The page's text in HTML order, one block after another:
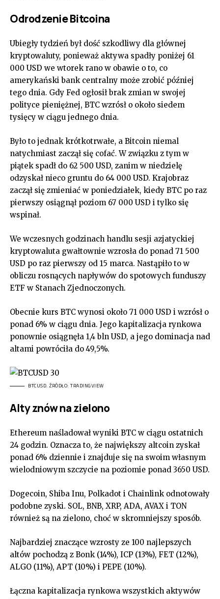
Odrodzenie Bitcoina
Ubiegły tydzień był dość szkodliwy dla głównej
kryptowaluty, ponieważ aktywa spadły poniżej 61
000 USD we wtorek rano w obawie o to, co
amerykański bank centralny może zrobić później
tego dnia. Gdy Fed ogłosił brak zmian w swojej
polityce pieniężnej, BTC wzrósł o około siedem
tysięcy w ciągu jednego dnia.
Było to jednak krótkotrwałe, a Bitcoin niemal
natychmiast zaczął się cofać. W związku z tym w
piątek spadł do 62 500 USD, zanim w niedzielę
odzyskał nieco gruntu do 64 000 USD. Krajobraz
zaczął się zmieniać w poniedziałek, kiedy BTC po raz
pierwszy osiągnął poziom 67 000 USD i tylko się
wspinał.
We wczesnych godzinach handlu sesji azjatyckiej
kryptowaluta gwałtownie wzrosła do ponad 71 500
USD po raz pierwszy od 15 marca. Nastąpiło to w
obliczu rosnących napływów do spotowych funduszy
ETF w Stanach Zjednoczonych.
Obecnie kurs BTC wynosi około 71 000 USD i wzrósł o
ponad 6% w ciągu dnia. Jego kapitalizacja rynkowa
ponownie osiągnęła 1,4 bln USD, a jego dominacja nad
altami powróciła do 49,5%.
BTCUSD. ŹRÓDŁO: TRADINGVIEW
Alty znów na zielono
Ethereum naśladował wyniki BTC w ciągu ostatnich
24 godzin. Oznacza to, że największy altcoin zyskał
ponad 6% dziennie i znajduje się na swoim własnym
wielodniowym szczycie na poziomie ponad 3650 USD.
Dogecoin, Shiba Inu, Polkadot i Chainlink odnotowały
podobne zyski. SOL, BNB, XRP, ADA, AVAX i TON
również są na zielono, choć w skromniejszy sposób.
Najbardziej znaczące wzrosty ze 100 najlepszych
altów pochodzą z Bonk (14%), ICP (13%), FET (12%),
ALGO (11%), APT (10%) i PEPE (10%).
Łączna kapitalizacja rynkowa wszystkich aktywów